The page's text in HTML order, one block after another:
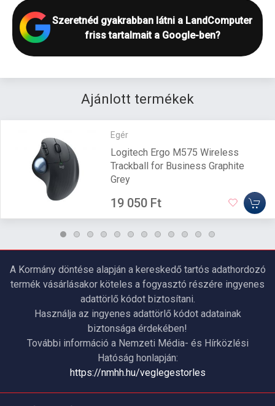
Szeretnéd gyakrabban látni a LandComputer
friss tartalmait a Google-ben?
Ajánlott termékek
Egér
Logitech Ergo M575 Wireless
Trackball for Business Graphite
Grey
19 050 Ft
A Kormány döntése alapján a kereskedő tartós adathordozó
termék vásárlásakor köteles a fogyasztó részére ingyenes
adattörlő kódot biztosítani.
Használja az ingyenes adattörlő kódot adatainak
biztonsága érdekében!
További információ a Nemzeti Média- és Hírközlési
Hatóság honlapján:
https://nmhh.hu/veglegestorles